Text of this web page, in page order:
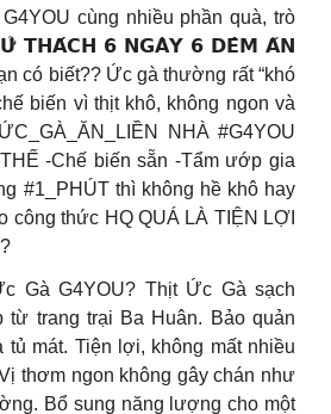
cùng nhiều phần quà, trò
𝗧𝗛𝗔́𝗖𝗛 𝟲 𝗡𝗚𝗔̀𝗬 𝟲 𝗗𝗘̂𝗠 𝗔̆𝗡
biết?? Ức gà thường rất “khó
biến vì thịt khô, không ngon và
NHÀ #G4YOU
-Chế biến sẵn -Tẩm ướp gia
#1_PHÚT thì không hề khô hay
công thức HQ QUÁ LÀ TIỆN LỢI
Gà G4YOU? Thịt Ức Gà sạch
trang trại Ba Huân. Bảo quản
mát. Tiện lợi, không mất nhiều
thơm ngon không gây chán như
Bổ sung năng lượng cho một